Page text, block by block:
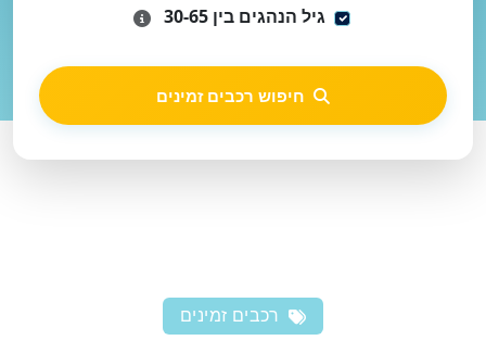
גיל הנהגים בין 30-65
חיפוש רכבים זמינים
רכבים זמינים